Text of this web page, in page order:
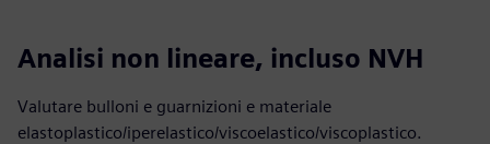
Analisi non lineare, incluso NVH
Valutare bulloni e guarnizioni e materiale
elastoplastico/iperelastico/viscoelastico/viscoplastico.